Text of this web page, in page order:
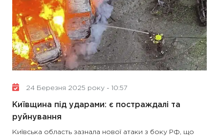
24 Березня 2025 року - 10:57
Київщина під ударами: є постраждалі та
руйнування
Київська область зазнала нової атаки з боку РФ, що